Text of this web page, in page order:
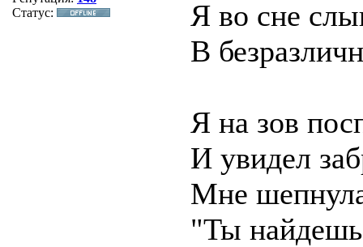
Статус:
Я во сне
В
Я на зов
И увидел
Мне
"Ты